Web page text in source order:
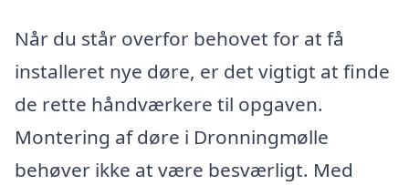
Når du står overfor behovet for at få
installeret nye døre, er det vigtigt at finde
de rette håndværkere til opgaven.
Montering af døre i Dronningmølle
behøver ikke at være besværligt. Med